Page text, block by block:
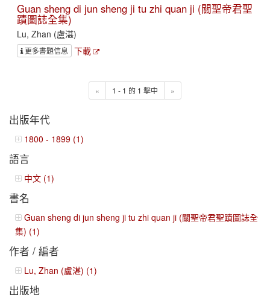
Guan sheng di jun sheng ji tu zhi quan ji (關聖帝君聖
蹟圖誌全集)
Lu, Zhan (盧湛)
更多書題信息 下載
« 1 - 1 的 1 擊中 »
出版年代
1800 - 1899 (1)
語言
中文 (1)
書名
Guan sheng di jun sheng ji tu zhi quan ji (關聖帝君聖蹟圖誌全
集) (1)
作者 / 編者
Lu, Zhan (盧湛) (1)
出版地